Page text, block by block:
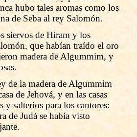
hubo tales aromas como los
de Seba al rey Salomón.
siervos de Hiram y los
que habían traído el oro
madera de Algummim, y
de la madera de Algummim
de Jehová, y en las casas
y salterios para los cantores:
de Judá se había visto